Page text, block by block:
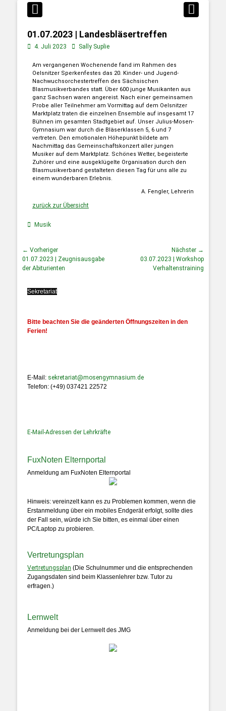
01.07.2023 | Landesbläsertreffen
4. Juli 2023 Sally Suplie
Am vergangenen Wochenende fand im Rahmen des
Oelsnitzer Sperkenfestes das 20. Kinder- und Jugend-
Nachwuchsorchestertreffen des Sächsischen
Blasmusikverbandes statt. Über 600 junge Musikanten aus
ganz Sachsen waren angereist. Nach einer gemeinsamen
Probe aller Teilnehmer am Vormittag auf dem Oelsnitzer
Marktplatz traten die einzelnen Ensemble auf insgesamt 17
Bühnen im gesamten Stadtgebiet auf. Unser Julius-Mosen-
Gymnasium war durch die Bläserklassen 5, 6 und 7
vertreten. Den emotionalen Höhepunkt bildete am
Nachmittag das Gemeinschaftskonzert aller jungen
Musiker auf dem Marktplatz. Schönes Wetter, begeisterte
Zuhörer und eine ausgeklügelte Organisation durch den
Blasmusikverband gestalteten diesen Tag für uns alle zu
einem wunderbaren Erlebnis.
A. Fengler, Lehrerin
zurück zur Übersicht
Musik
← Vorheriger
01.07.2023 | Zeugnisausgabe
der Abiturienten
Nächster →
03.07.2023 | Workshop
Verhaltenstraining
Sekretariat
Bitte beachten Sie die geänderten Öffnungszeiten in den
Ferien!
E-Mail: sekretariat@mosengymnasium.de
Telefon: (+49) 037421 22572
E-Mail-Adressen der Lehrkräfte
FuxNoten Elternportal
Anmeldung am FuxNoten Elternportal
Hinweis: vereinzelt kann es zu Problemen kommen, wenn die
Erstanmeldung über ein mobiles Endgerät erfolgt, sollte dies
der Fall sein, würde ich Sie bitten, es einmal über einen
PC/Laptop zu probieren.
Vertretungsplan
Vertretungsplan (Die Schulnummer und die entsprechenden
Zugangsdaten sind beim Klassenlehrer bzw. Tutor zu
erfragen.)
Lernwelt
Anmeldung bei der Lernwelt des JMG